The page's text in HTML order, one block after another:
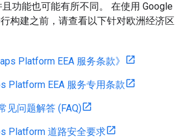
功能也可能有所不同。 在使用 Google
构建之前，请查看以下针对欧洲经济区
Platform EEA 服务条款》
Platform EEA 服务专用条款
见问题解答 (FAQ)
Platform 道路安全要求